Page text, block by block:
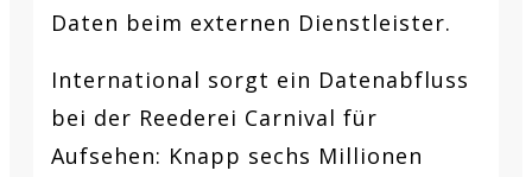
Daten beim externen Dienstleister.
International sorgt ein Datenabfluss
bei der Reederei Carnival für
Aufsehen: Knapp sechs Millionen